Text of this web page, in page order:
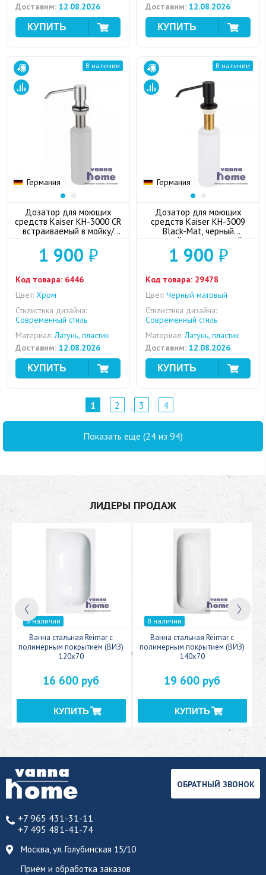
Доставим: 12.08.2026
Доставим: 12.08.2026
Германия
В наличии
Дозатор для моющих
средств Kaiser KH-3000 CR
встраиваемый в мойку/
1 900 ₽
Код товара: 6446
Цвет: Хром
Стилистика дизайна:
Современный стиль
Материал:Латунь, пластик
Доставим: 12.08.2026
Германия
В наличии
Дозатор для моющих
средств Kaiser KH-3009
Black-Mat, черный
матовый, встраиваемый в
мойку/столешницу
1 900 ₽
Код товара: 29478
Цвет: Черный матовый
Стилистика дизайна:
Современный стиль
Материал:Латунь, пластик
Доставим: 12.08.2026
1 2 3 4
Показать еще (24 из 94)
ЛИДЕРЫ ПРОДАЖ
В наличии
Ванна стальная Reimar с
полимерным покрытием (ВИЗ)
120x70
16 600 руб
В наличии
Ванна стальная Reimar с
полимерным покрытием (ВИЗ)
140x70
19 600 руб
+7 965 431-31-11
+7 495 481-41-74
Москва, ул. Голубинская 15/10
Приём и обработка заказов
ОБРАТНЫЙ ЗВОНОК